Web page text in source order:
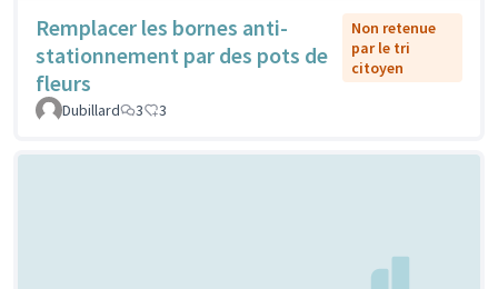
Remplacer les bornes anti-
stationnement par des pots de
fleurs
Non retenue
par le tri
citoyen
Dubillard 3 3